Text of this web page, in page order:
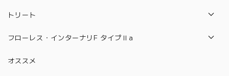
ピンク
オレンジ
グリーン
ラディアン
ハート
サイクラ
VVS-1
トリート
パープル
フローレス・インターナリF タイプⅡa
FL（フローレス）
オススメ